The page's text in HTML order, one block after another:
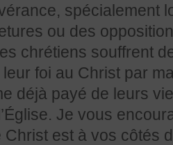
spécialement
ou des
chrétiens souffrent
foi au Christ par
déjà payé de leurs
Je vous
Christ est à vos côtés